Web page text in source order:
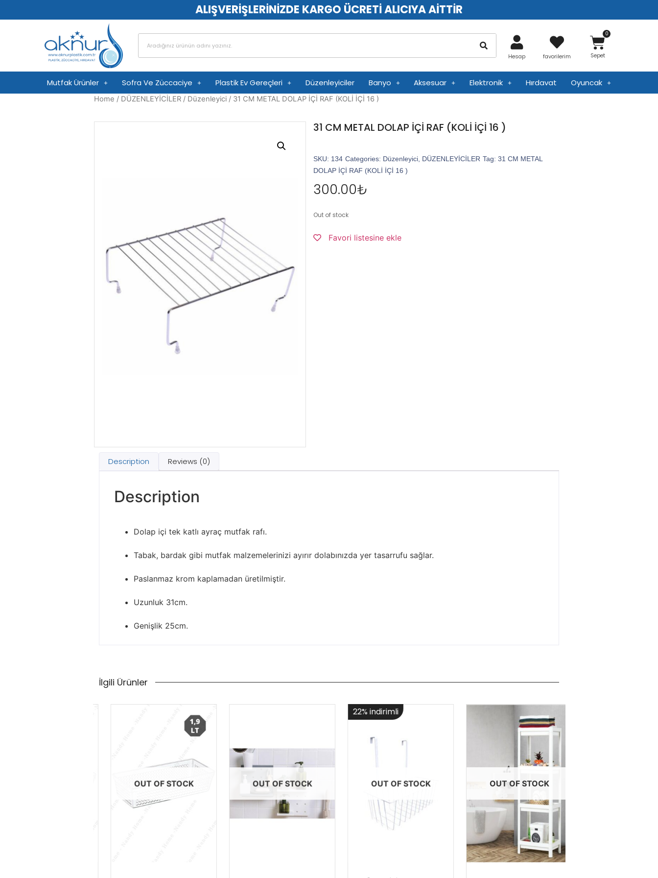
ALIŞVERİŞLERİNİZDE KARGO ÜCRETİ ALICIYA AİTTİR
Hesap favorilerim Sepet
Mutfak Ürünler Sofra Ve Züccaciye Plastik Ev Gereçleri Düzenleyiciler Banyo Aksesuar Elektronik Hırdavat Oyuncak
Home / DÜZENLEYİCİLER / Düzenleyici / 31 CM METAL DOLAP İÇİ RAF (KOLİ İÇİ 16 )
31 CM METAL DOLAP İÇİ RAF (KOLİ İÇİ 16 )
SKU: 134 Categories: Düzenleyici, DÜZENLEYİCİLER Tag: 31 CM METAL
DOLAP İÇİ RAF (KOLİ İÇİ 16 )
300.00₺
Out of stock
Favori listesine ekle
Description Reviews (0)
Description
Dolap içi tek katlı ayraç mutfak rafı.
Tabak, bardak gibi mutfak malzemelerinizi ayırır dolabınızda yer tasarrufu sağlar.
Paslanmaz krom kaplamadan üretilmiştir.
Uzunluk 31cm.
Genişlik 25cm.
İlgili Ürünler
OUT OF STOCK OUT OF STOCK
22% indirimli
OUT OF STOCK OUT OF STOCK